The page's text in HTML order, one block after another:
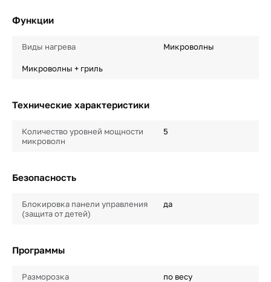
Функции
Виды нагрева Микроволны
Микроволны + гриль
Технические характеристики
Количество уровней мощности
микроволн
5
Безопасность
Блокировка панели управления
(защита от детей)
да
Программы
Разморозка по весу